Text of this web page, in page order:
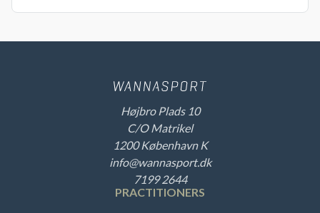
Højbro Plads 10
C/O Matrikel
1200 København K
info@wannasport.dk
7199 2644
PRACTITIONERS